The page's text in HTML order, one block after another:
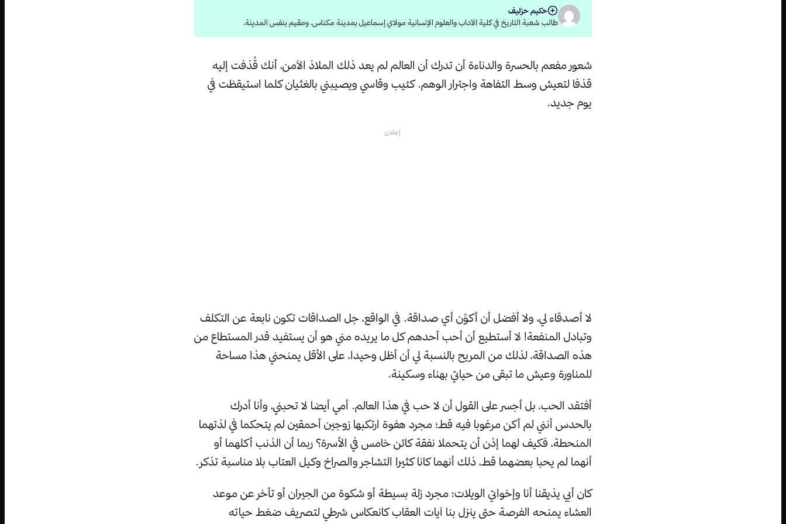
حكيم حزليف
طالب شعبة التاريخ في كلية الآداب والعلوم الإنسانية مولاي إسماعيل بمدينة مكناس، ومقيم بنفس المدينة.
شعور مفعم بالحسرة والدناءة أن تدرك أن العالم لم يعد ذلك الملاذ الآمن، أنك قُذفت إليه
قذفا لتعيش وسط التفاهة واجترار الوهم. كئيب وقاسي ويصيبني بالغثيان كلما استيقظت في
يوم جديد.
إعلان
لا أصدقاء لي، ولا أفضل أن أكوِّن أي صداقة. في الواقع، جل الصداقات تكون نابعة عن التكلف
وتبادل المنفعة! لا أستطيع أن أحب أحدهم كل ما يريده مني هو أن يستفيد قدر المستطاع من
هذه الصداقة، لذلك من المريح بالنسبة لي أن أظل وحيدا، على الأقل يمنحني هذا مساحة
للمناورة وعيش ما تبقى من حياتي بهناء وسكينة.
أفتقد الحب، بل أجسر على القول أن لا حب في هذا العالم. أمي أيضا لا تحبني، وأنا أدرك
بالحدس أنني لم أكن مرغوبا فيه قط؛ مجرد هفوة ارتكبها زوجين أحمقين لم يتحكما في لذتهما
المنحطة، فكيف لهما إذن أن يتحملا نفقة كائن خامس في الأسرة؟ ربما أن الذنب أكلهما أو
أنهما لم يحبا بعضهما قط، ذلك أنهما كانا كثيرا التشاجر والصراخ وكيل العتاب بلا مناسبة تذكر.
كان أبي يذيقنا أنا وإخواتي الويلات؛ مجرد زلة بسيطة أو شكوة من الجيران أو تأخر عن موعد
العشاء يمنحه الفرصة حتى ينزل بنا آيات العقاب كانعكاس شرطي لتصريف ضغط حياته